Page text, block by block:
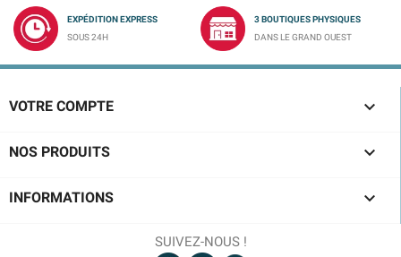
EXPÉDITION EXPRESS
SOUS 24H
3 BOUTIQUES PHYSIQUES
DANS LE GRAND OUEST
VOTRE COMPTE 
NOS PRODUITS 
INFORMATIONS 
SUIVEZ-NOUS !